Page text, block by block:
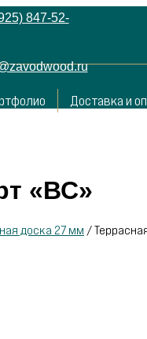
847-52-
Доставка и
«ВС»
доска 27 мм /